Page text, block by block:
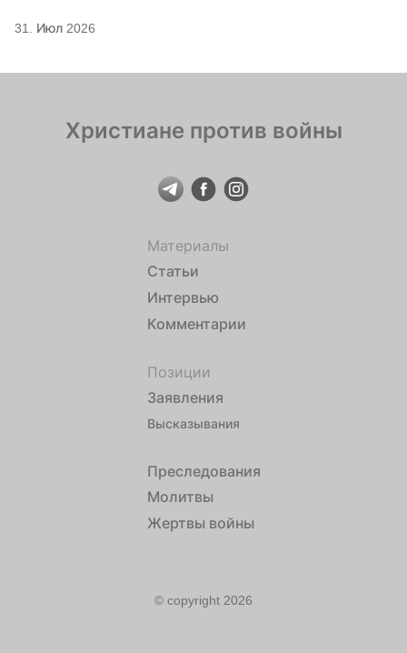
31. Июл 2026
Христиане против войны
Материалы
Статьи
Интервью
Комментарии
Позиции
Заявления
Высказывания
Преследования
Молитвы
Жертвы войны
© copyright 2026